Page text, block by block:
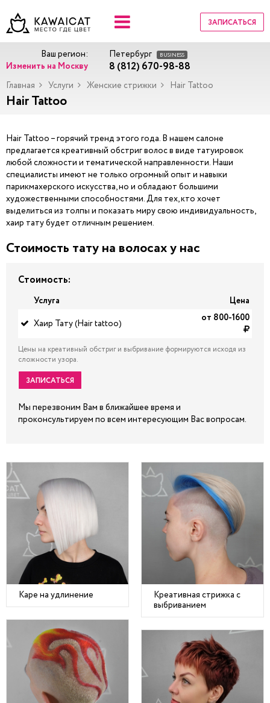
ЗАПИСАТЬСЯ
Ваш регион:
Изменить на Москву
Петербург BUSINESS
8 (812) 670-98-88
Главная Услуги Женские стрижки Hair Tattoo
Hair Tattoo
Hair Tattoo – горячий тренд этого года. В нашем салоне
предлагается креативный обстриг волос в виде татуировок
любой сложности и тематической направленности. Наши
специалисты имеют не только огромный опыт и навыки
парикмахерского искусства, но и обладают большими
художественными способностями. Для тех, кто хочет
выделиться из толпы и показать миру свою индивидуальность,
хаир тату будет отличным решением.
Стоимость тату на волосах у нас
Стоимость:
Услуга
Цена
Хаир Тату (Hair tattoo)
от 800-1600
Цены на креативный обстриг и выбривание формируются исходя из
сложности узора.
ЗАПИСАТЬСЯ
Мы перезвоним Вам в ближайшее время и
проконсультируем по всем интересующим Вас вопросам.
Каре на удлинение
Креативная стрижка с
выбриванием